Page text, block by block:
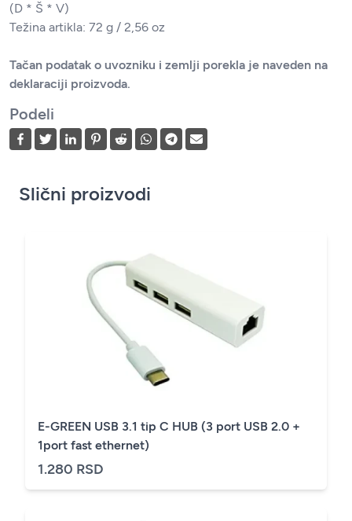
(D * Š * V)
Težina artikla: 72 g / 2,56 oz
Tačan podatak o uvozniku i zemlji porekla je naveden na
deklaraciji proizvoda.
Podeli
Slični proizvodi
E-GREEN USB 3.1 tip C HUB (3 port USB 2.0 +
1port fast ethernet)
1.280 RSD